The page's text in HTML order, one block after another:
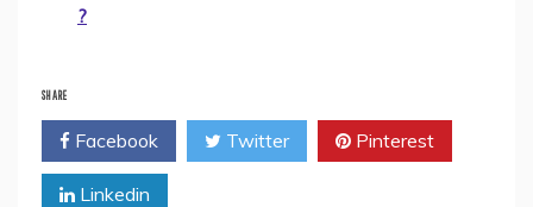
?
SHARE
Facebook Twitter Pinterest
Linkedin